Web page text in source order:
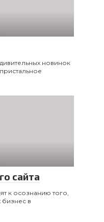
новинок
сайта
к осознанию того,
бизнес в